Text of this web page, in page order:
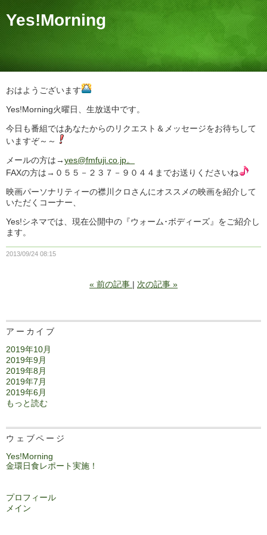
Yes!Morning
おはようございます
Yes!Morning火曜日、生放送中です。
今日も番組ではあなたからのリクエスト＆メッセージをお待ちして
いますぞ～～
メールの方は→yes@fmfuji.co.jp。
FAXの方は→０５５－２３７－９０４４までお送りくださいね
映画パーソナリティーの襟川クロさんにオススメの映画を紹介して
いただくコーナー、
Yes!シネマでは、現在公開中の『ウォーム･ボディーズ』をご紹介し
ます。
2013/09/24 08:15
« 前の記事 次の記事 »
アーカイブ
2019年10月
2019年9月
2019年8月
2019年7月
2019年6月
もっと読む
ウェブページ
Yes!Morning
金環日食レポート実施！
プロフィール
メイン